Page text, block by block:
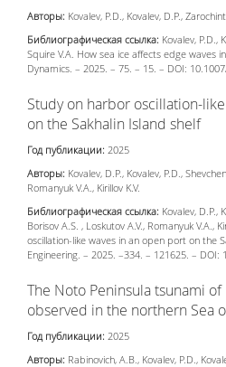
Авторы: Kovalev, P.D., Kovalev, D.P.,
Библиографическая ссылка: Kovalev, P.D.,
Squire V.А. How sea ice affects edge waves
Dynamics. – 2025. – 75. – 15. – DOI:
Study on harbor oscillation-
on the Sakhalin Island shelf
Год публикации: 2025
Авторы: Kovalev, D.P., Kovalev, P.D.,
Romanyuk V.A., Kirillov K.V.
Библиографическая ссылка: Kovalev, D.P.,
Borisov A.S. , Loskutov A.V., Romanyuk V.A.,
oscillation-like waves in an open port on the
Engineering. – 2025. –334. – 121625. –
The Noto Peninsula tsunami of
observed in the northern Sea
Год публикации: 2025
Авторы: Rabinovich, A.B., Kovalev, P.D.,